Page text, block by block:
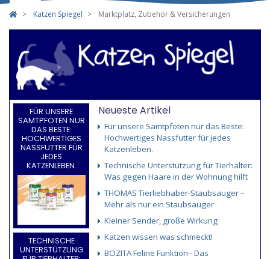
Katzen Spiegel Marktplatz, Zubehör & Versicherungen
FÜR UNSERE
SAMTPFOTEN NUR
DAS BESTE:
HOCHWERTIGES
NASSFUTTER FÜR
JEDES
KATZENLEBEN.
TECHNISCHE
UNTERSTÜTZUNG
Neueste Artikel
Für unsere Samtpfoten nur das Beste:
Hochwertiges Nassfutter für jedes
Katzenleben.
Technische Unterstützung für Tierhalter:
Was gegen Haare in der Wohnung hilft
THOMAS Tierliebhaber-Staubsauger –
Mehr als nur ein Staubsauger
Kleiner Sender, große Wirkung
Katzen wissen was schmeckt!
BOZITA Feline Funktion– Das